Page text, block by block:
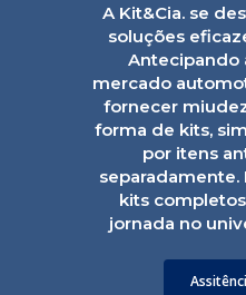
A Kit&Cia. se
soluções
Antecipando
mercado
fornecer
forma de kits,
por itens
separadamente.
kits
jornada no